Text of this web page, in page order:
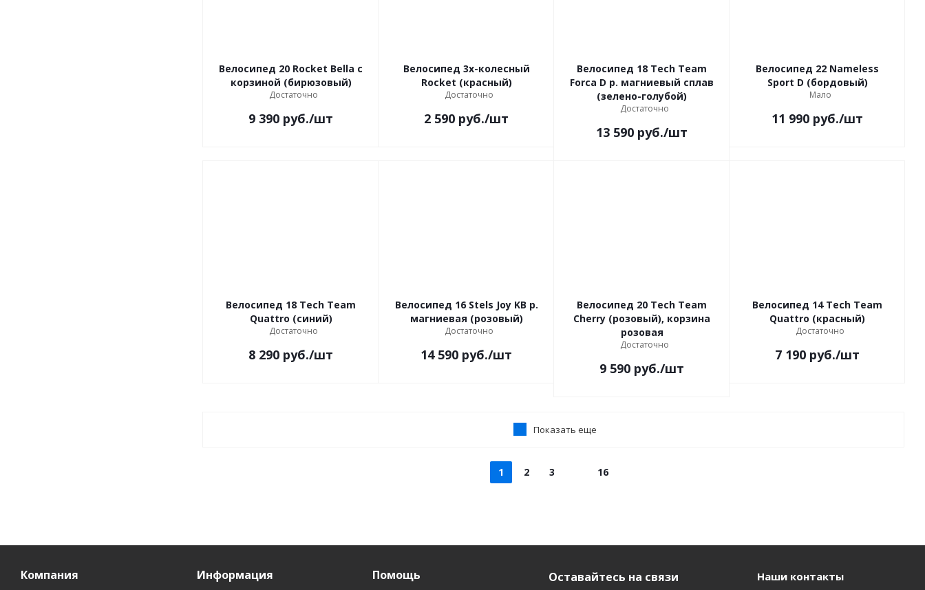
Велосипед 20 Rocket Bella с
корзиной (бирюзовый)
Достаточно
9 390 руб./шт
Велосипед 3х-колесный
Rocket (красный)
Достаточно
2 590 руб./шт
Велосипед 18 Tech Team
Forca D р. магниевый сплав
(зелено-голубой)
Достаточно
13 590 руб./шт
Велосипед 22 Nameless
Sport D (бордовый)
Мало
11 990 руб./шт
Велосипед 18 Tech Team
Quattro (синий)
Достаточно
8 290 руб./шт
Велосипед 16 Stels Joy KB р.
магниевая (розовый)
Достаточно
14 590 руб./шт
Велосипед 20 Tech Team
Cherry (розовый), корзина
розовая
Достаточно
9 590 руб./шт
Велосипед 14 Tech Team
Quattro (красный)
Достаточно
7 190 руб./шт
Показать еще
1 2 3 16
Компания Информация Помощь Оставайтесь на связи Наши контакты